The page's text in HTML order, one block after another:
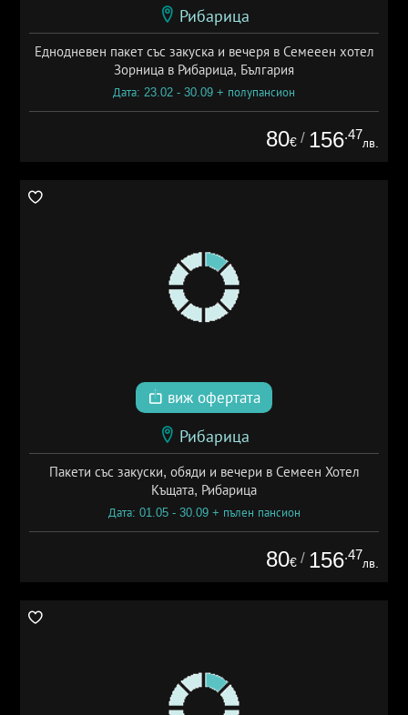
Рибарица
Еднодневен пакет със закуска и вечеря в Семееен хотел
Зорница в Рибарица, България
Дата: 23.02 - 30.09 + полупансион
80€ / 156.47
лв.
виж офертата
Рибарица
Пакети със закуски, обяди и вечери в Семеен Хотел
Къщата, Рибарица
Дата: 01.05 - 30.09 + пълен пансион
80€ / 156.47
лв.